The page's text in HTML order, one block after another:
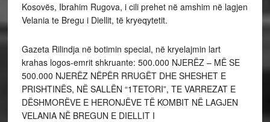
Kosovës, Ibrahim Rugova, i cili prehet në amshim në lagjen
Velania te Bregu i Diellit, të kryeqytetit.
Gazeta Rilindja në botimin special, në kryelajmin lart
krahas logos-emrit shkruante: 500.000 NJERËZ – MË SE
500.000 NJERËZ NËPËR RRUGËT DHE SHESHET E
PRISHTINËS, NË SALLËN “1TETORI”, TE VARREZAT E
DËSHMORËVE E HERONJËVE TË KOMBIT NË LAGJEN
VELANIA NË BREGUN E DIELLIT I